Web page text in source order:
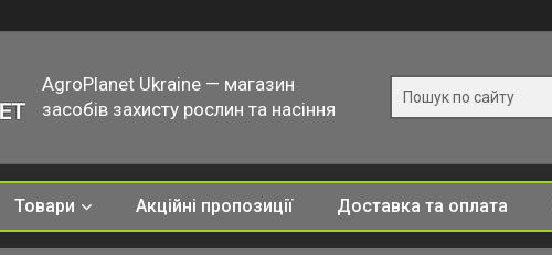
AgroPlanet Ukraine — магазин
засобів захисту рослин та насіння
Товари Акційні пропозиції Доставка та оплата